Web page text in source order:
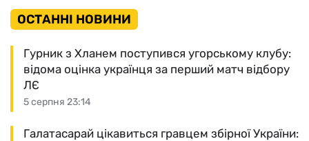
ОСТАННІ НОВИНИ
5 серпня 23:14
Гурник з Хланем поступився угорському клубу:
відома оцінка українця за перший матч відбору
ЛЄ
Галатасарай цікавиться гравцем збірної України: